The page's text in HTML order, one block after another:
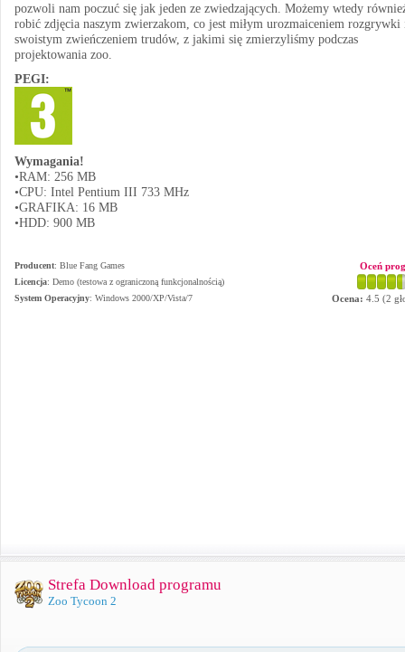
pozwoli nam poczuć się jak jeden ze zwiedzających. Możemy wtedy
robić zdjęcia naszym zwierzakom, co jest miłym urozmaiceniem rozgrywki
swoistym zwieńczeniem trudów, z jakimi się zmierzyliśmy podczas
projektowania zoo.
PEGI:
Wymagania!
•RAM: 256 MB
•CPU: Intel Pentium III 733 MHz
•GRAFIKA: 16 MB
•HDD: 900 MB
Producent: Blue Fang Games
Licencja: Demo (testowa z ograniczoną funkcjonalnością)
System Operacyjny: Windows 2000/XP/Vista/7
Oceń
Ocena: 4.5 (2
Strefa Download programu
Zoo Tycoon 2